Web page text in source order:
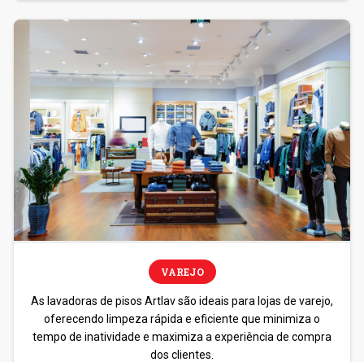
VAREJO
As lavadoras de pisos Artlav são ideais para lojas de varejo,
oferecendo limpeza rápida e eficiente que minimiza o
tempo de inatividade e maximiza a experiência de compra
dos clientes.